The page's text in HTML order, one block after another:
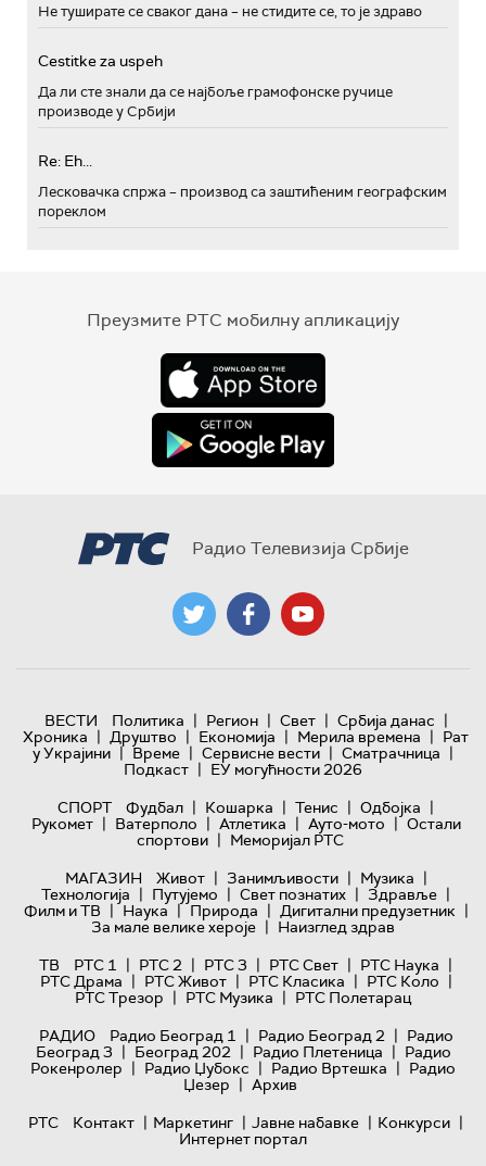
Не туширате се сваког дана – не стидите се, то је здраво
Cestitke za uspeh
Да ли сте знали да се најбоље грамофонске ручице
производе у Србији
Re: Eh...
Лесковачка спржа – производ са заштићеним географским
пореклом
Преузмите РТС мобилну апликацију
Радио Телевизија Србије
ВЕСТИ Политика | Регион | Свет | Србија данас |
Хроника | Друштво | Економија | Мерила времена | Рат
у Украјини | Време | Сервисне вести | Сматрачница |
Подкаст | ЕУ могућности 2026
СПОРТ
Фудбал | Кошарка | Тенис | Одбојка |
Рукомет | Ватерполо | Атлетика | Ауто-мото | Остали
спортови | Меморијал РТС
МАГАЗИН
Живот | Занимљивости | Музика |
Технологијa | Путујемо | Свет познатих | Здравље |
Филм и ТВ | Наука | Природа | Дигитални предузетник |
За мале велике хероје | Наизглед здрав
ТВ
РТС 1 | РТС 2 | РТС 3 | РТС Свет | РТС Наука |
РТС Драма | РТС Живот | РТС Класика | РТС Коло |
РТС Трезор | РТС Музика | РТС Полетарац
РАДИО
Радио Београд 1 | Радио Београд 2 | Радио
Београд 3 | Београд 202 | Радио Плетеница | Радио
Рокенролер | Радио Џубокс | Радио Вртешка | Радио
Џезер | Архив
РТС
Контакт | Маркетинг | Јавне набавке | Конкурси |
Интернет портал